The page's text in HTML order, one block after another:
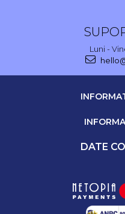
Luni -
DATE